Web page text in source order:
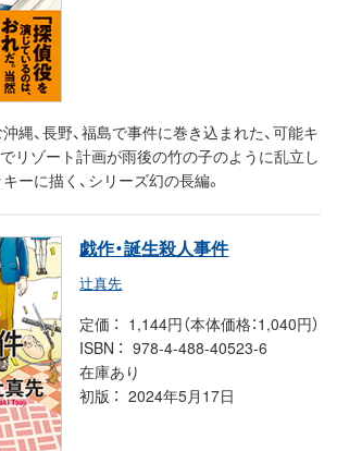
縄、長野、福島で事件に巻き込まれた、可能キ
リゾート計画が雨後の竹の子のように乱立し
ーに描く、シリーズ幻の長編。
戯作・誕生殺人事件
辻真先
定価
1,144円（本体価格：1,040円）
ISBN
978-4-488-40523-6
在庫あり
初版
2024年5月17日